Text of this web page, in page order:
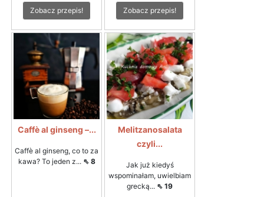
Zobacz przepis! Zobacz przepis!
Caffè al ginseng –...
Caffè al ginseng, co to za
kawa? To jeden z... ⇖ 8
Melitzanosalata
czyli...
Jak już kiedyś
wspominałam, uwielbiam
grecką... ⇖ 19